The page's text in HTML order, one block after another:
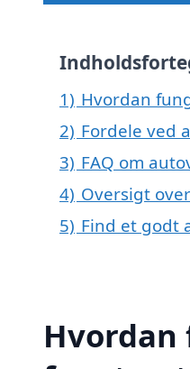
1) Hvordan
2) Fordele ved
3) FAQ om
4) Oversigt
5) Find et godt